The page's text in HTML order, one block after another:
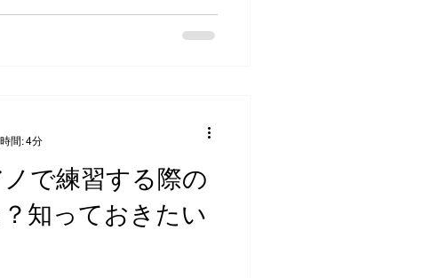
で練習する際の
知っておきたい
間: 4分